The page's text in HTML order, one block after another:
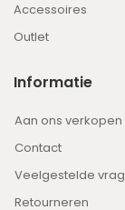
Accessoires
Outlet
Informatie
Aan ons verkopen
Contact
Veelgestelde
Retourneren